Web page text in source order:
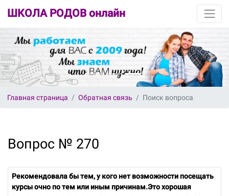
ШКОЛА РОДОВ онлайн
Главная страница Обратная связь Поиск вопроса
Вопрос № 270
Рекомендовала бы тем, у кого нет возможности посещать
курсы очно по тем или иным причинам.Это хорошая